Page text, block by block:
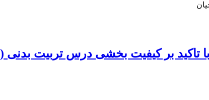
بر کیفیت بخشی درس تربیت بدنی